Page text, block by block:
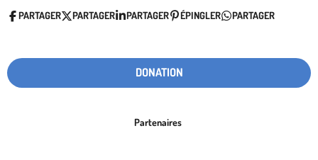
PARTAGER PARTAGER PARTAGER ÉPINGLER PARTAGER
DONATION
Partenaires